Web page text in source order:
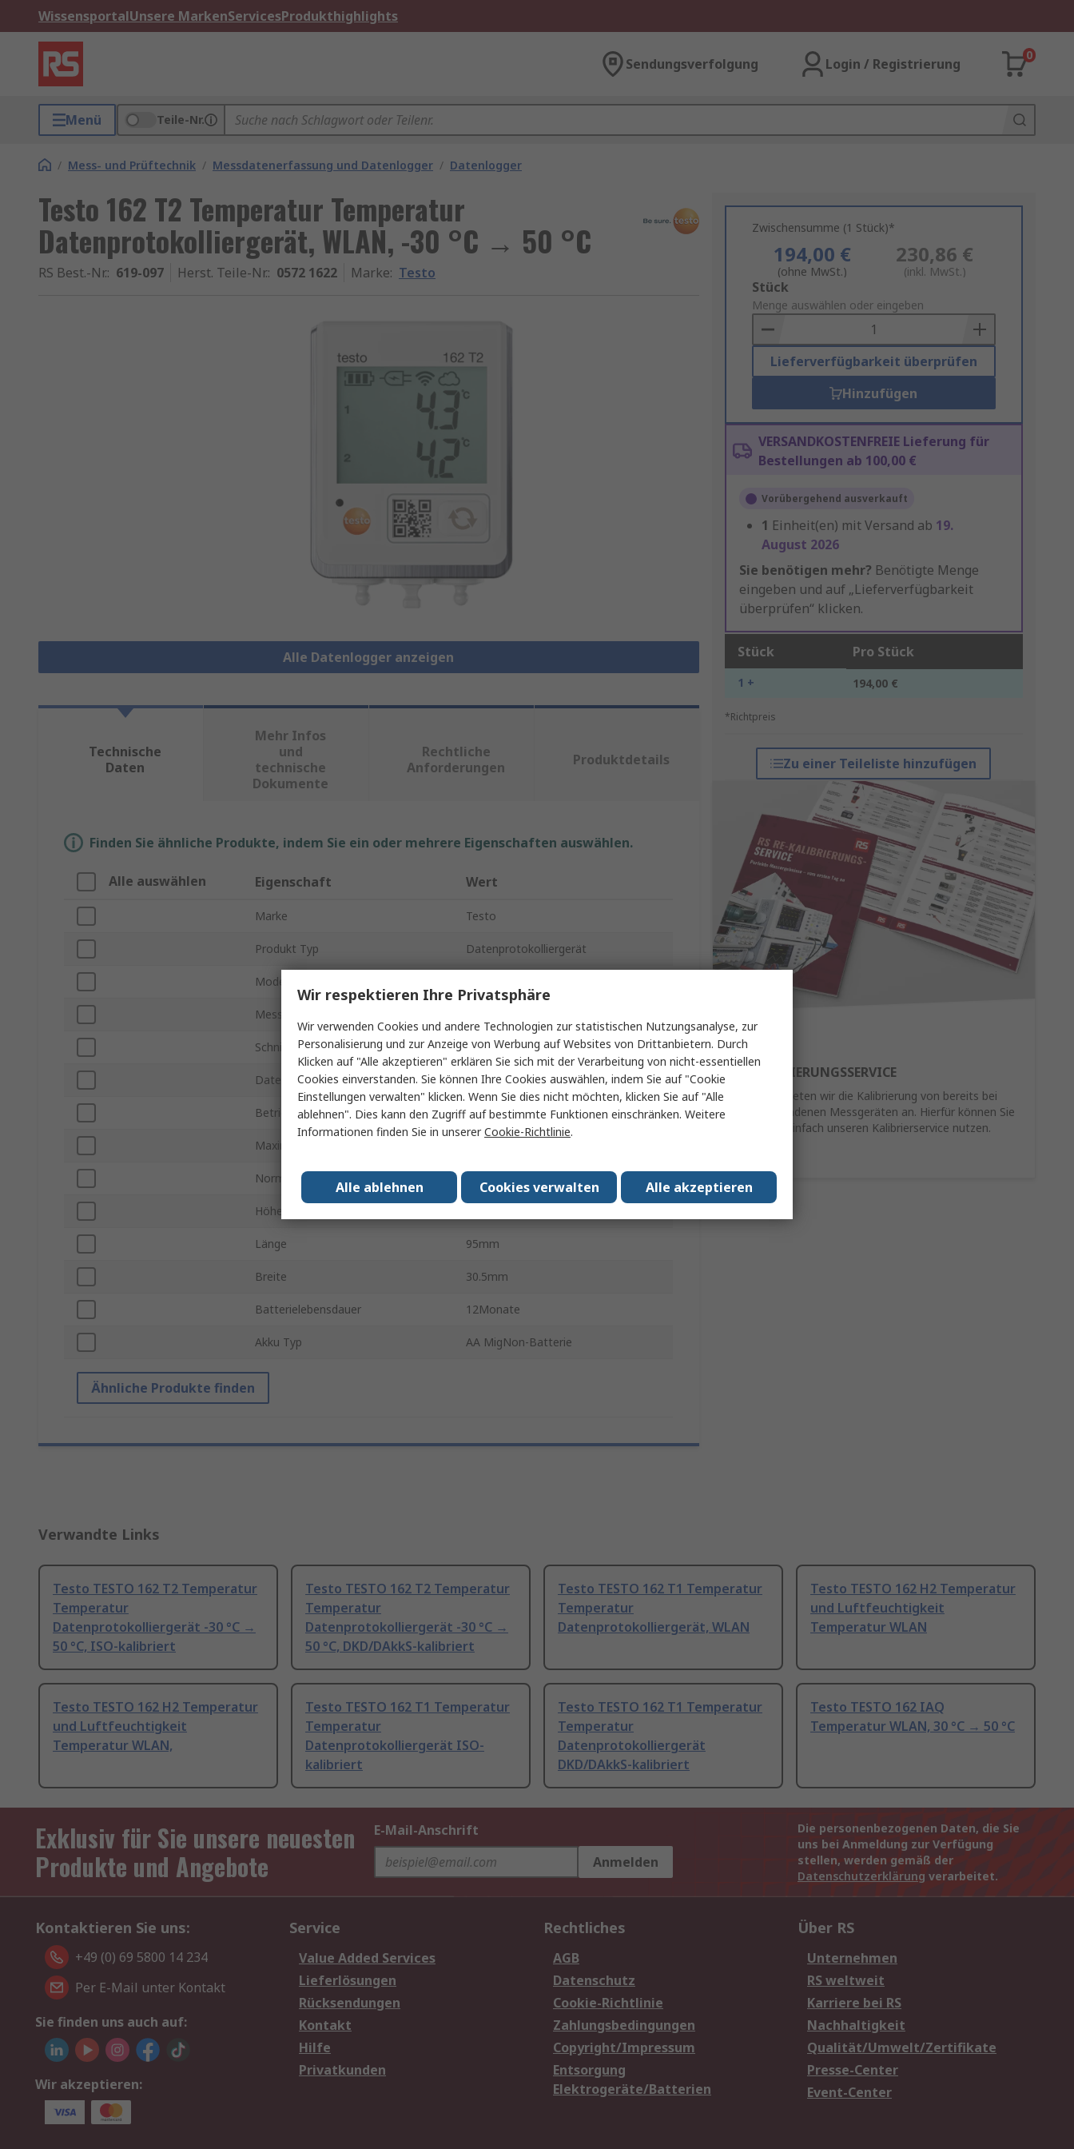
WissensportalUnsere MarkenServicesProdukthighlights
Sendungsverfolgung Login / Registrierung
0
Menü Teile-Nr.
/ Mess- und Prüftechnik / Messdatenerfassung und Datenlogger / Datenlogger
Testo 162 T2 Temperatur Temperatur
Datenprotokolliergerät, WLAN, -30 °C → 50 °C
RS Best.-Nr.: 619-097 Herst. Teile-Nr.: 0572 1622 Marke: Testo
Alle Datenlogger anzeigen
Zwischensumme (1 Stück)*
194,00 €
(ohne MwSt.)
230,86 €
(inkl. MwSt.)
Add
to
Basket
Stück
Menge auswählen oder eingeben
Lieferverfügbarkeit überprüfen
Hinzufügen
VERSANDKOSTENFREIE Lieferung für
Bestellungen ab 100,00 €
Vorübergehend ausverkauft
1 Einheit(en) mit Versand ab 19.
August 2026
Sie benötigen mehr? Benötigte Menge
eingeben und auf „Lieferverfügbarkeit
überprüfen“ klicken.
Stück Pro Stück
1 + 194,00 €
*Richtpreis
Zu einer Teileliste hinzufügen
RE-KALIBRIERUNGSSERVICE
Als Service bieten wir die Kalibrierung von bereits bei
Ihnen vorhandenen Messgeräten an. Hierfür können Sie
schnell und einfach unseren Kalibrierservice nutzen.
Technische
Daten
Mehr Infos
und
technische
Dokumente
Rechtliche
Anforderungen
Produktdetails
Finden Sie ähnliche Produkte, indem Sie ein oder mehrere Eigenschaften auswählen.
Alle auswählen Eigenschaft Wert
Marke Testo
Produkt Typ Datenprotokolliergerät
Modellnummer
Messparameter
Schnittstellentyp WLAN
Datenlogger-Typ Temperatur
Betriebstemperatur min. -30°C
Maximale Betriebstemperatur
Normen/Zulassungen EN 12830, HACCP International
Höhe
Länge 95mm
Breite 30.5mm
Batterielebensdauer 12Monate
Akku Typ AA MigNon-Batterie
Ähnliche Produkte finden
Verwandte Links
Testo TESTO 162 T2 Temperatur
Temperatur
Datenprotokolliergerät -30 °C →
50 °C, ISO-kalibriert
Testo TESTO 162 T2 Temperatur
Temperatur
Datenprotokolliergerät -30 °C →
50 °C, DKD/DAkkS-kalibriert
Testo TESTO 162 T1 Temperatur
Temperatur
Datenprotokolliergerät, WLAN
Testo TESTO 162 H2 Temperatur
und Luftfeuchtigkeit
Temperatur WLAN
Testo TESTO 162 H2 Temperatur
und Luftfeuchtigkeit
Temperatur WLAN,
Testo TESTO 162 T1 Temperatur
Temperatur
Datenprotokolliergerät ISO-
kalibriert
Testo TESTO 162 T1 Temperatur
Temperatur
Datenprotokolliergerät
DKD/DAkkS-kalibriert
Testo TESTO 162 IAQ
Temperatur WLAN, 30 °C → 50 °C
Exklusiv für Sie unsere neuesten
Produkte und Angebote
E-Mail-Anschrift
Anmelden
Die personenbezogenen Daten, die Sie
uns bei Anmeldung zur Verfügung
stellen, werden gemäß der
Datenschutzerklärung verarbeitet.
Kontaktieren Sie uns:
+49 (0) 69 5800 14 234
Per E-Mail unter Kontakt
Sie finden uns auch auf:
Wir akzeptieren:
Service
Value Added Services
Lieferlösungen
Rücksendungen
Kontakt
Hilfe
Privatkunden
Rechtliches
AGB
Datenschutz
Cookie-Richtlinie
Zahlungsbedingungen
Copyright/Impressum
Entsorgung
Elektrogeräte/Batterien
Über RS
Unternehmen
RS weltweit
Karriere bei RS
Nachhaltigkeit
Qualität/Umwelt/Zertifikate
Presse-Center
Event-Center
Wir respektieren Ihre Privatsphäre
Wir verwenden Cookies und andere Technologien zur statistischen Nutzungsanalyse, zur
Personalisierung und zur Anzeige von Werbung auf Websites von Drittanbietern. Durch
Klicken auf "Alle akzeptieren" erklären Sie sich mit der Verarbeitung von nicht-essentiellen
Cookies einverstanden. Sie können Ihre Cookies auswählen, indem Sie auf "Cookie
Einstellungen verwalten" klicken. Wenn Sie dies nicht möchten, klicken Sie auf "Alle
ablehnen". Dies kann den Zugriff auf bestimmte Funktionen einschränken. Weitere
Informationen finden Sie in unsererCookie-Richtlinie.
Alle akzeptieren
Cookies verwalten
Alle ablehnen